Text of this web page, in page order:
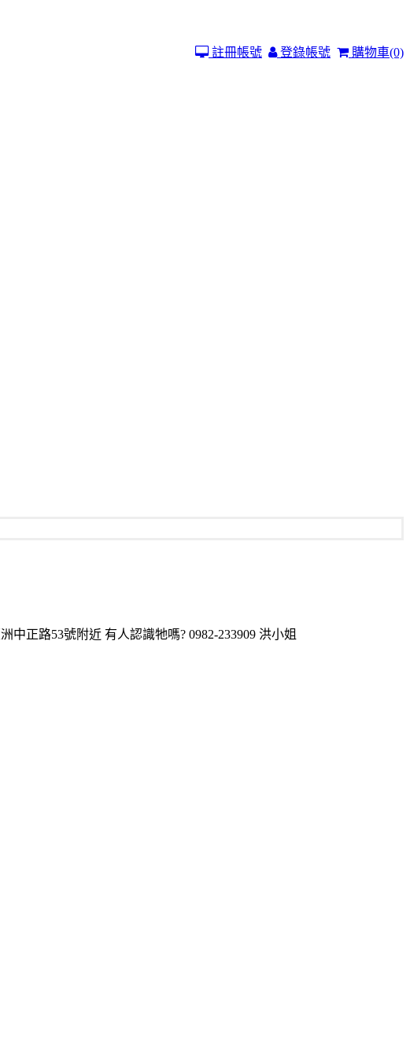
購物車(0)
登錄帳號
註冊帳號
正路53號附近 有人認識牠嗎? 0982-233909 洪小姐